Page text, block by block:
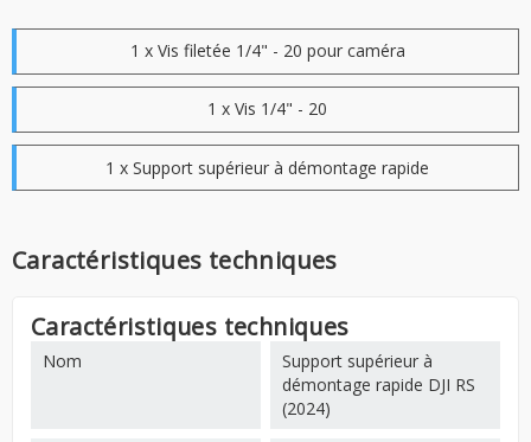
1 x Vis filetée 1/4" - 20 pour caméra
1 x Vis 1/4" - 20
1 x Support supérieur à démontage rapide
Caractéristiques techniques
Caractéristiques techniques
Nom
Support supérieur à
démontage rapide DJI RS
(2024)